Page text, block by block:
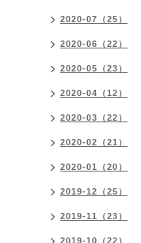
2020-07（25）
2020-06（22）
2020-05（23）
2020-04（12）
2020-03（22）
2020-02（21）
2020-01（20）
2019-12（25）
2019-11（23）
2019-10（22）